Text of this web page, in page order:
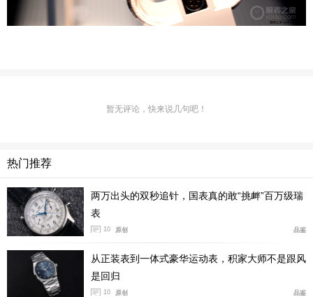
暂无评论，快来说几句吧！
热门推荐
两万出头的双秒追针，国表真的敢“挑衅”百万级瑞
表
10 原创 品鉴
从正装表到一体式豪华运动表，积家大师不是跟风
是回归
10 原创 品鉴